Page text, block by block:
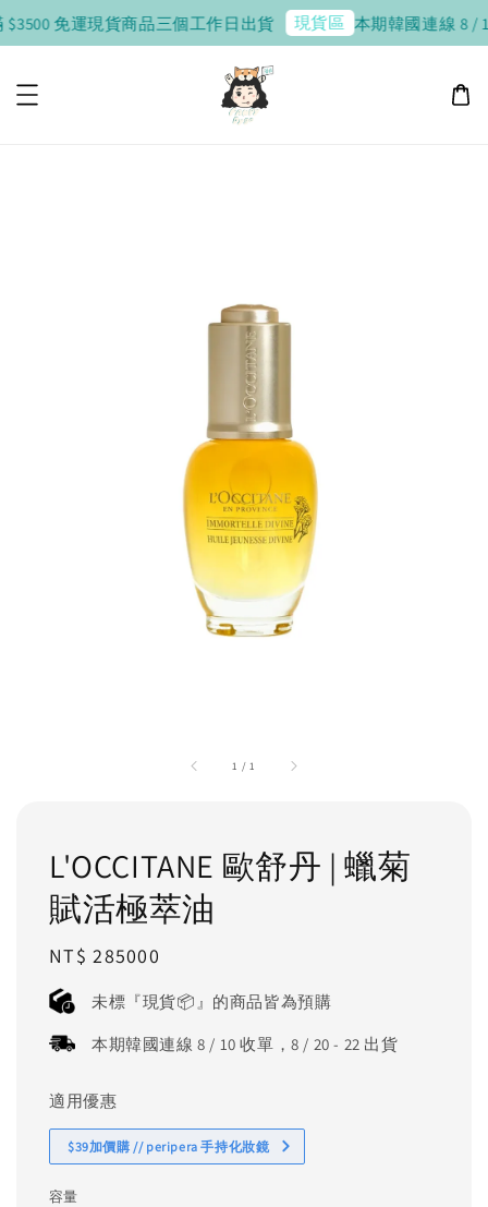
免運現貨商品三個工作日出貨 現貨區 本期韓國連線 8 /
1 /1
L'OCCITANE 歐舒丹 | 蠟菊
賦活極萃油
Regular
price
NT$ 285000
未標『現貨📦』的商品皆為預購
本期韓國連線 8 / 10 收單，8 / 20 - 22 出貨
適用優惠
$39加價購 // peripera 手持化妝鏡
容量